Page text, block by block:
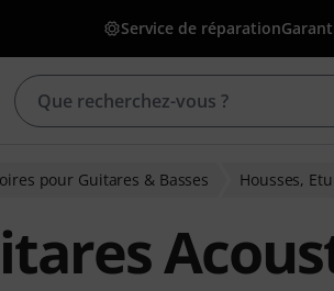
Service de réparation
pour Guitares & Basses Housses,